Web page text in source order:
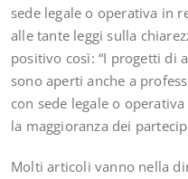
sede legale o operativa in
alle tante leggi sulla
positivo così: “I progetti di
sono aperti anche a
con sede legale o
la maggioranza dei
Molti articoli vanno nella